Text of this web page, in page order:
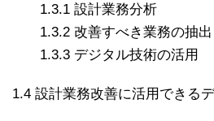
1.3.1 設計業務分析
1.3.2 改善すべき業務の抽出
1.3.3 デジタル技術の活用
1.4 設計業務改善に活用できる